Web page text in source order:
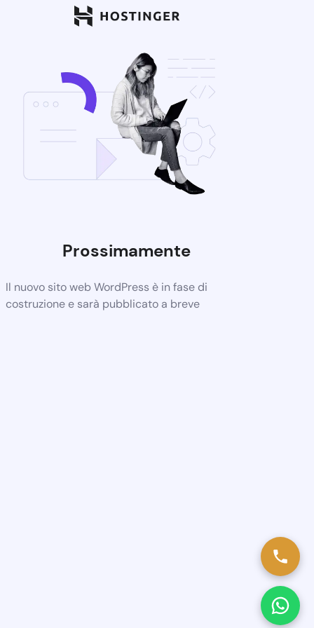
Prossimamente
Il nuovo sito web WordPress è in fase di
costruzione e sarà pubblicato a breve